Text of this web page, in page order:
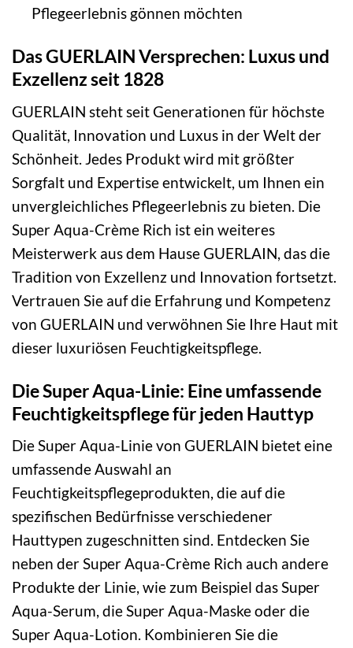
Pflegeerlebnis gönnen möchten
Das GUERLAIN Versprechen: Luxus und
Exzellenz seit 1828
GUERLAIN steht seit Generationen für höchste
Qualität, Innovation und Luxus in der Welt der
Schönheit. Jedes Produkt wird mit größter
Sorgfalt und Expertise entwickelt, um Ihnen ein
unvergleichliches Pflegeerlebnis zu bieten. Die
Super Aqua-Crème Rich ist ein weiteres
Meisterwerk aus dem Hause GUERLAIN, das die
Tradition von Exzellenz und Innovation fortsetzt.
Vertrauen Sie auf die Erfahrung und Kompetenz
von GUERLAIN und verwöhnen Sie Ihre Haut mit
dieser luxuriösen Feuchtigkeitspflege.
Die Super Aqua-Linie: Eine umfassende
Feuchtigkeitspflege für jeden Hauttyp
Die Super Aqua-Linie von GUERLAIN bietet eine
umfassende Auswahl an
Feuchtigkeitspflegeprodukten, die auf die
spezifischen Bedürfnisse verschiedener
Hauttypen zugeschnitten sind. Entdecken Sie
neben der Super Aqua-Crème Rich auch andere
Produkte der Linie, wie zum Beispiel das Super
Aqua-Serum, die Super Aqua-Maske oder die
Super Aqua-Lotion. Kombinieren Sie die